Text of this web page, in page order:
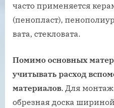
часто применяется
(пенопласт),
вата, стекловата.
Помимо основных
учитывать расход
материалов. Для
обрезная доска